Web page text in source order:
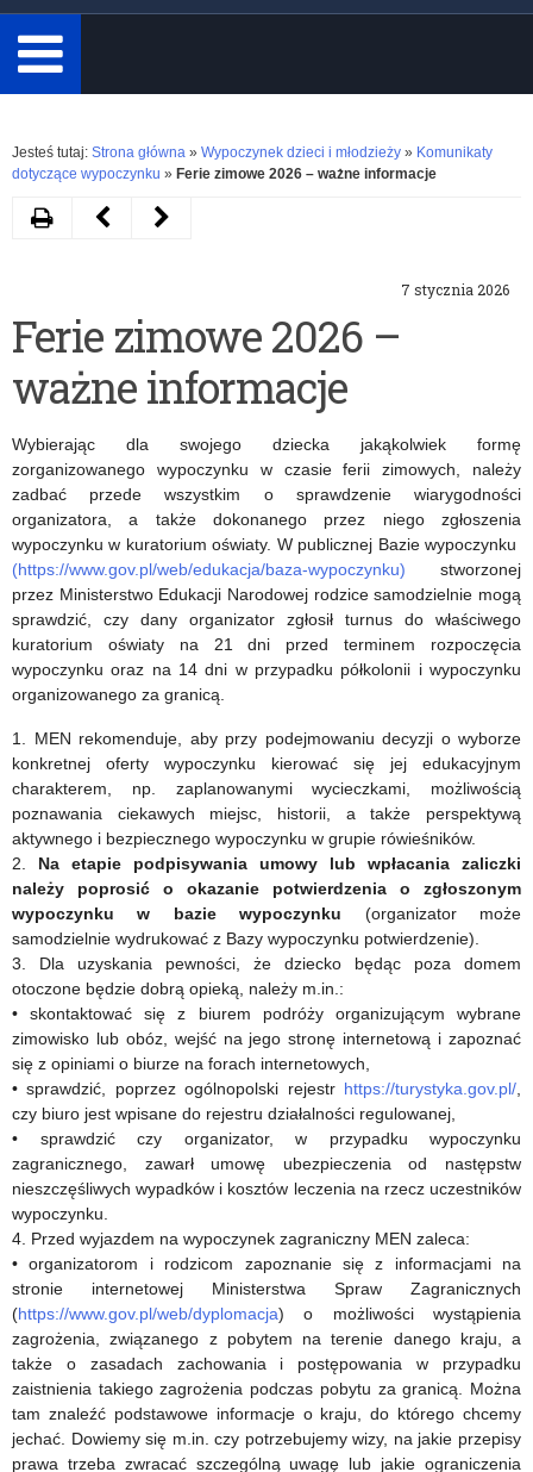
minimum
3
znaki.
Rozwiń
Jesteś tutaj: Strona główna » Wypoczynek dzieci i młodzieży » Komunikaty
dotyczące wypoczynku » Ferie zimowe 2026 – ważne informacje
7 stycznia 2026
Ferie zimowe 2026 –
ważne informacje
Wybierając dla swojego dziecka jakąkolwiek formę
zorganizowanego wypoczynku w czasie ferii zimowych, należy
zadbać przede wszystkim o sprawdzenie wiarygodności
organizatora, a także dokonanego przez niego zgłoszenia
wypoczynku w kuratorium oświaty. W publicznej Bazie wypoczynku
(https://www.gov.pl/web/edukacja/baza-wypoczynku) stworzonej
przez Ministerstwo Edukacji Narodowej rodzice samodzielnie mogą
sprawdzić, czy dany organizator zgłosił turnus do właściwego
kuratorium oświaty na 21 dni przed terminem rozpoczęcia
wypoczynku oraz na 14 dni w przypadku półkolonii i wypoczynku
organizowanego za granicą.
1. MEN rekomenduje, aby przy podejmowaniu decyzji o wyborze
konkretnej oferty wypoczynku kierować się jej edukacyjnym
charakterem, np. zaplanowanymi wycieczkami, możliwością
poznawania ciekawych miejsc, historii, a także perspektywą
aktywnego i bezpiecznego wypoczynku w grupie rówieśników.
2. Na etapie podpisywania umowy lub wpłacania zaliczki
należy poprosić o okazanie potwierdzenia o zgłoszonym
wypoczynku w bazie wypoczynku (organizator może
samodzielnie wydrukować z Bazy wypoczynku potwierdzenie).
3. Dla uzyskania pewności, że dziecko będąc poza domem
otoczone będzie dobrą opieką, należy m.in.:
• skontaktować się z biurem podróży organizującym wybrane
zimowisko lub obóz, wejść na jego stronę internetową i zapoznać
się z opiniami o biurze na forach internetowych,
• sprawdzić, poprzez ogólnopolski rejestr https://turystyka.gov.pl/,
czy biuro jest wpisane do rejestru działalności regulowanej,
• sprawdzić czy organizator, w przypadku wypoczynku
zagranicznego, zawarł umowę ubezpieczenia od następstw
nieszczęśliwych wypadków i kosztów leczenia na rzecz uczestników
wypoczynku.
4. Przed wyjazdem na wypoczynek zagraniczny MEN zaleca:
• organizatorom i rodzicom zapoznanie się z informacjami na
stronie internetowej Ministerstwa Spraw Zagranicznych
(https://www.gov.pl/web/dyplomacja) o możliwości wystąpienia
zagrożenia, związanego z pobytem na terenie danego kraju, a
także o zasadach zachowania i postępowania w przypadku
zaistnienia takiego zagrożenia podczas pobytu za granicą. Można
tam znaleźć podstawowe informacje o kraju, do którego chcemy
jechać. Dowiemy się m.in. czy potrzebujemy wizy, na jakie przepisy
prawa trzeba zwracać szczególną uwagę lub jakie ograniczenia
DrukujNastępny
sprawdzenia
danych
Rejestrze
Sprawców
Przestępstw
na
Tle
Seksualnym
Poprzedni
Państwowego
Granicznego
Sanitarnego
w
Elblągu
o
wzroście
ryzyka
namnażania
się
bakterii
z
rodzaju
legionella.